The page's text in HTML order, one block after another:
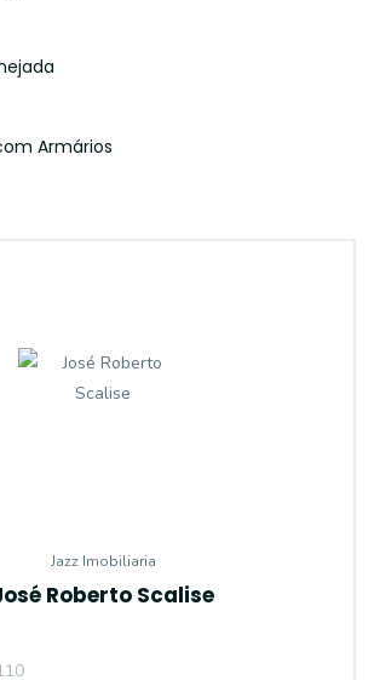
Armários
Jazz Imobiliaria
Roberto Scalise